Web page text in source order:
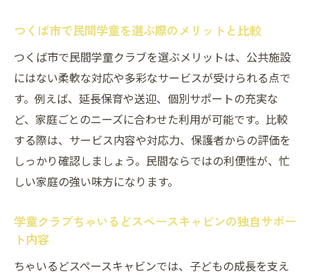
学童クラブちゃいるどスペースキャビン利
口コミで分かる学童クラブちゃいるどスペ
ースキャビン初体験の安心度
つくば市で民間学童を選ぶ際のメリットと比較
つくば市で民間学童クラブを選ぶメリットは、公共施設
にはない柔軟な対応や多彩なサービスが受けられる点で
す。例えば、延長保育や送迎、個別サポートの充実な
ど、家庭ごとのニーズに合わせた利用が可能です。比較
する際は、サービス内容や対応力、保護者からの評価を
しっかり確認しましょう。民間ならではの利便性が、忙
しい家庭の強い味方になります。
学童クラブちゃいるどスペースキャビンの独自サポー
ト内容
ちゃいるどスペースキャビンでは、子どもの成長を支え